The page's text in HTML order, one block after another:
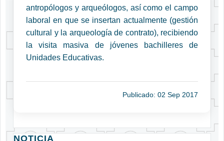
antropólogos y arqueólogos, así como el campo
laboral en que se insertan actualmente (gestión
cultural y la arqueología de contrato), recibiendo
la visita masiva de jóvenes bachilleres de
Unidades Educativas.
Publicado: 02 Sep 2017
NOTICIA